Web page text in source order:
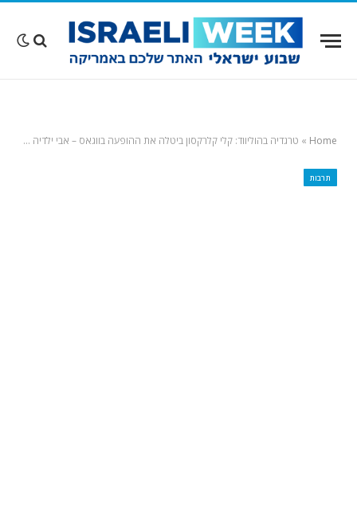
Home
» טרגדיה בהוליווד: קלי קלרקסון ביטלה את ההופעה בווגאס – אבי ילדיה נפטר ממחלה אנושה
תרבות